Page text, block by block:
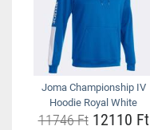
Joma Championship IV
Hoodie Royal White
11746 Ft12110 Ft